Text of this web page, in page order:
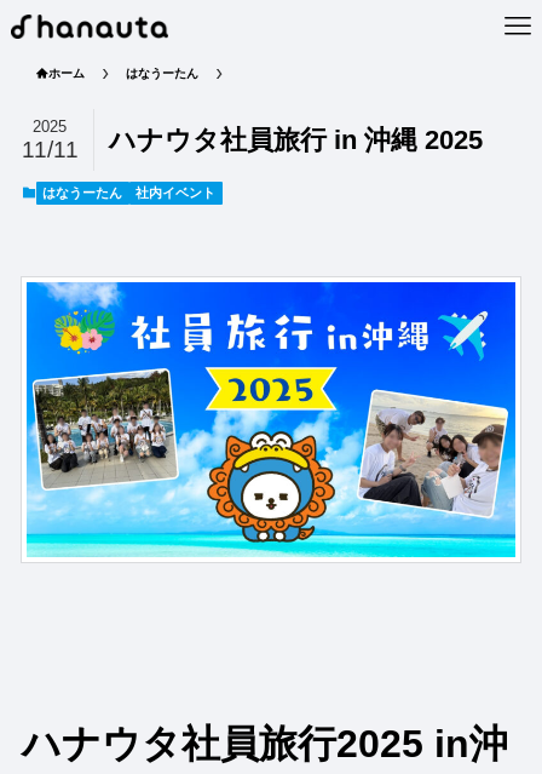
ホーム はなうーたん
ハナウタ社員旅行 in 沖縄 2025
2025
11/11
はなうーたん 社内イベント
ハナウタ社員旅行2025 in沖